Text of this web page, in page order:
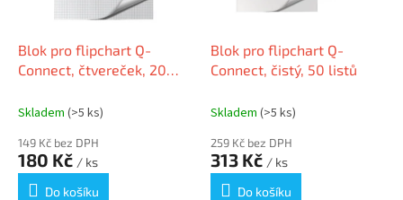
Blok pro flipchart Q-
Connect, čtvereček, 20
Skladem (>5 ks)
149 Kč bez DPH
180 Kč / ks
Do košíku
Blok pro flipchart Q-
Connect, čistý, 50 listů
Skladem (>5 ks)
259 Kč bez DPH
313 Kč / ks
Do košíku